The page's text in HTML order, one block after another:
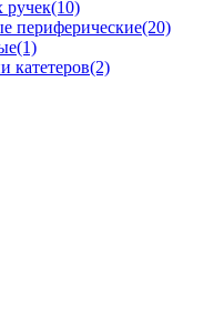
ручек(10)
периферические(20)
(1)
катетеров(2)